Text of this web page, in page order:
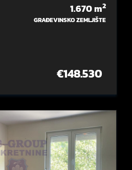
1.670m2
GRAĐEVINSKO ZEMLJIŠTE
€148.530